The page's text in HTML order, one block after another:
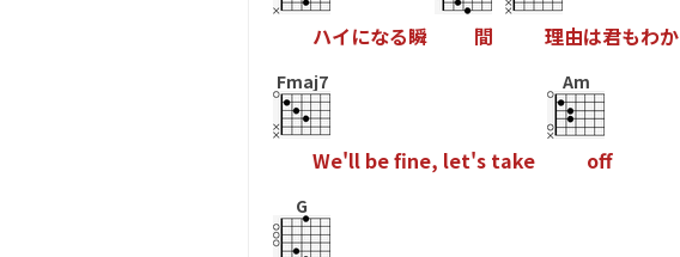
ハイになる瞬 間 理由は君もわか
Fmaj7
We'll befne, let's take
Am
of
G